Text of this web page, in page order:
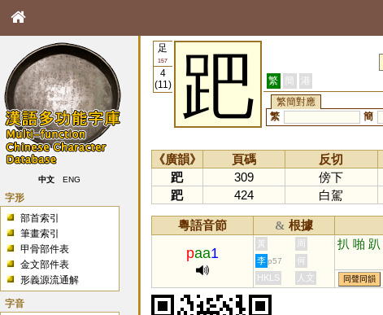
中文 ENG
字形
部首索引
筆畫索引
甲骨部件表
金文部件表
形義源流通解
字音
足
157
4
(11)
跁 繁 簡 港
繁簡對應
繁
簡
《廣韻》 頁碼 反切
跁
309
傍下
跁
424 白駕
粵語音節 & 根據
paa1
黃 周 扒 啪 趴
李 p57
何
HKLS
人文 同聲同韻